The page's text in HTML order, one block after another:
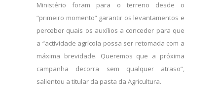
Ministério foram para o terreno desde o
“primeiro momento” garantir os levantamentos e
perceber quais os auxílios a conceder para que
a “actividade agrícola possa ser retomada com a
máxima brevidade. Queremos que a próxima
campanha decorra sem qualquer atraso”,
salientou a titular da pasta da Agricultura.